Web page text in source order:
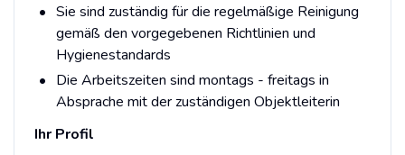
Sie sind zuständig für die regelmäßige Reinigung
gemäß den vorgegebenen Richtlinien und
Hygienestandards
Die Arbeitszeiten sind montags - freitags in
Absprache mit der zuständigen Objektleiterin
Ihr Profil